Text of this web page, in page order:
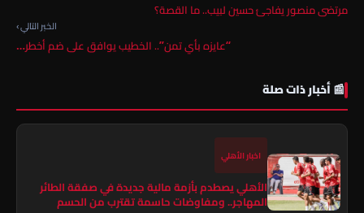
مرتضى منصور يفاجئ حسين لبيب.. ما القصة؟
الخبر التالي ›
“عايزه بأي تمن”.. الخطيب يوافق على ضم أخطر…
📰 أخبار ذات صلة
اخبار الأهلي
الأهلي يصطدم بأزمة مالية جديدة في صفقة الطائر
المهاجر.. ومفاوضات حاسمة تقترب من الحسم